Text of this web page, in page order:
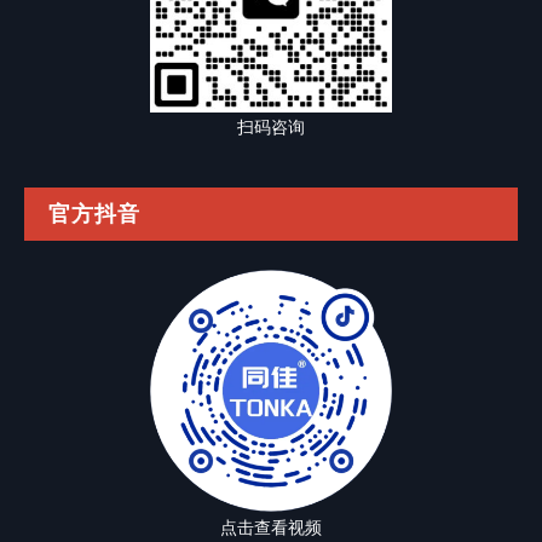
扫码咨询
官方抖音
点击查看视频